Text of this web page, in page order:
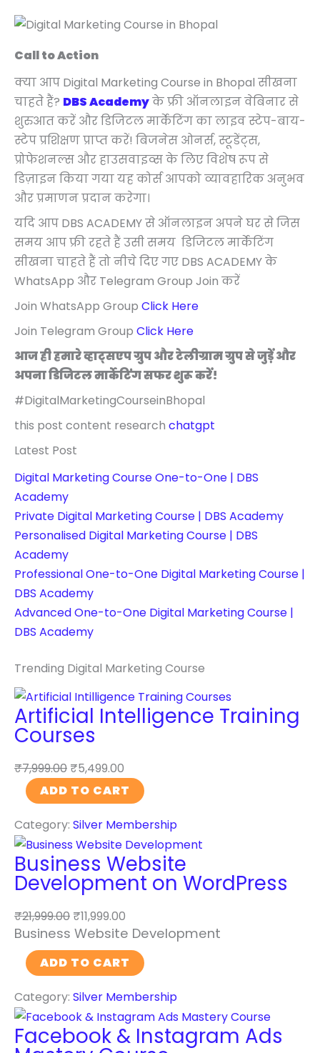
Call to Action
क्या आप Digital Marketing Course in Bhopal सीखना
चाहते हैं? DBS Academyके फ्री ऑनलाइन वेबिनार से
शुरुआत करें और डिजिटल मार्केटिंग का लाइव स्टेप-बाय-
स्टेप प्रशिक्षण प्राप्त करें! बिजनेस ओनर्स, स्टूडेंट्स,
प्रोफेशनल्स और हाउसवाइव्स के लिए विशेष रूप से
डिज़ाइन किया गया यह कोर्स आपको व्यावहारिक अनुभव
और प्रमाणन प्रदान करेगा।
यदि आप DBS ACADEMY से ऑनलाइन अपने घर से जिस
समय आप फ्री रहते हैं उसी समय डिजिटल मार्केटिंग
सीखना चाहते हैं तो नीचे दिए गए DBS ACADEMY के
WhatsApp और Telegram Group Join करें
Join WhatsApp Group Click Here
Join Telegram Group Click Here
आज ही हमारे व्हाट्सएप ग्रुप और टेलीग्राम ग्रुप से जुड़ें और
अपना डिजिटल मार्केटिंग सफर शुरू करें!
#DigitalMarketingCourseinBhopal
this post content research chatgpt
Latest Post
Digital Marketing Course One-to-One | DBS
Academy
Private Digital Marketing Course | DBS Academy
Personalised Digital Marketing Course | DBS
Academy
Professional One-to-One Digital Marketing Course |
DBS Academy
Advanced One-to-One Digital Marketing Course |
DBS Academy
Trending Digital Marketing Course
Artificial Intelligence Training
Courses
₹7,999.00 ₹5,499.00
t
i
f
i
a
n
t
e
ADD TO CART
Category: Silver Membership
Business Website
Development on WordPress
₹21,999.00 ₹11,999.00
Business Website Development
s
i
n
ADD TO CART
Category: Silver Membership
Facebook & Instagram Ads